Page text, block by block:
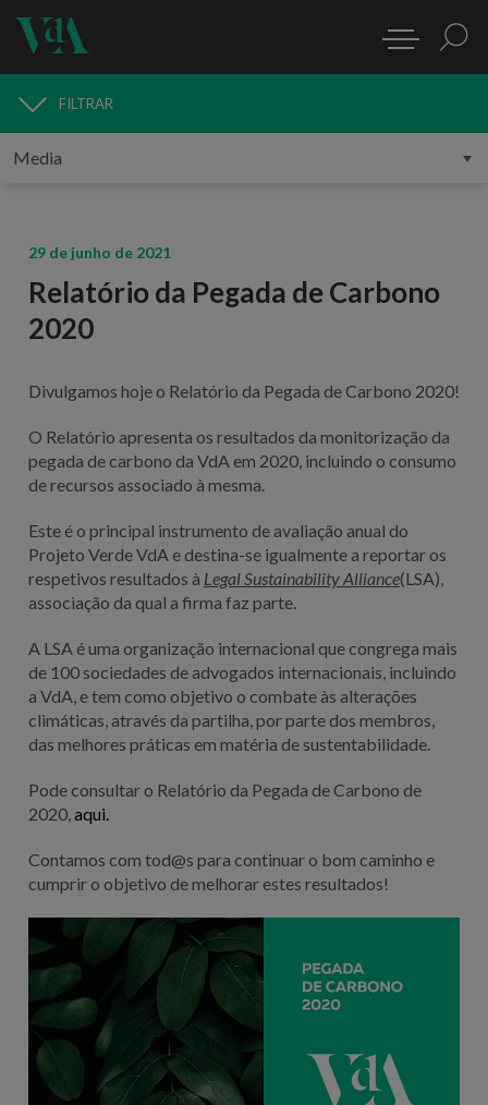
MEDIA
FILTRAR
29 de junho de 2021
Relatório da Pegada de Carbono
2020
Divulgamos hoje o Relatório da Pegada de Carbono 2020!
O Relatório apresenta os resultados da monitorização da
pegada de carbono da VdA em 2020, incluindo o consumo
de recursos associado à mesma.
Este é o principal instrumento de avaliação anual do
Projeto Verde VdA e destina-se igualmente a reportar os
respetivos resultados à Legal Sustainability Alliance(LSA),
associação da qual a firma faz parte.
A LSA é uma organização internacional que congrega mais
de 100 sociedades de advogados internacionais, incluindo
a VdA, e tem como objetivo o combate às alterações
climáticas, através da partilha, por parte dos membros,
das melhores práticas em matéria de sustentabilidade.
Pode consultar o Relatório da Pegada de Carbono de
2020, aqui
Contamos com tod@s para continuar o bom caminho e
cumprir o objetivo de melhorar estes resultados!